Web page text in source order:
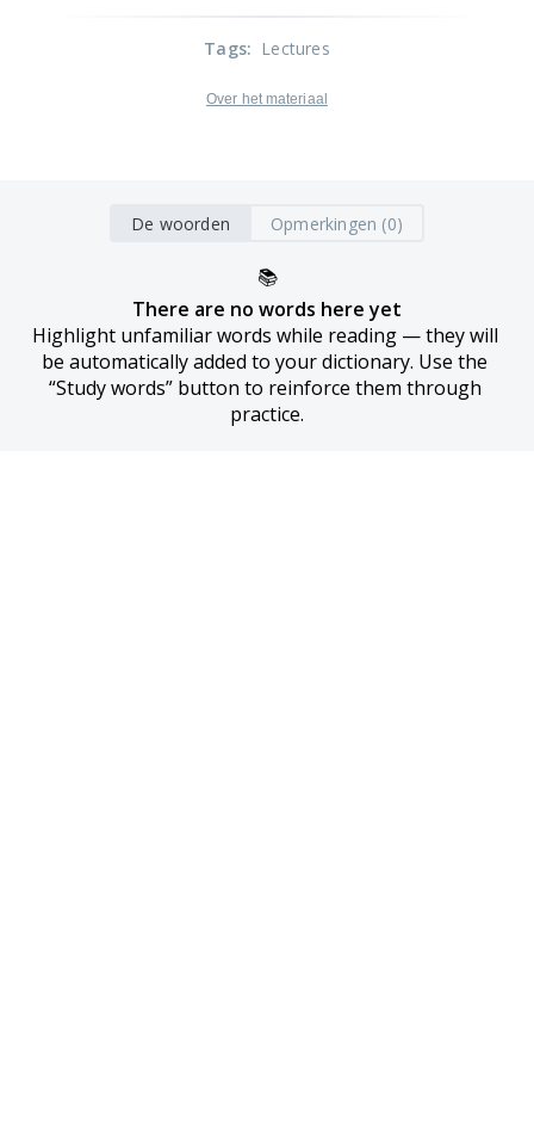
Tags: Lectures
Over het materiaal
De woorden Opmerkingen (0)
📚
There are no words here yet
Highlight unfamiliar words while reading — they will
be automatically added to your dictionary. Use the
“Study words” button to reinforce them through
practice.